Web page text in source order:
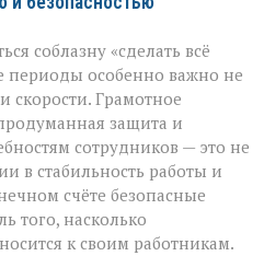
соблазну «сделать всё
периоды особенно важно не
скорости. Грамотное
защита и
сотрудников — это не
в стабильность работы и
счёте безопасные
того, насколько
к своим работникам.